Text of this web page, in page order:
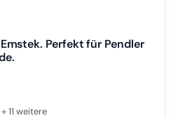
Perfekt für Pendler
+ 11 weitere